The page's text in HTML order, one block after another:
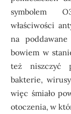
symbolem
właściwości
na
bowiem w
też niszczyć
bakterie,
więc śmiało
otoczenia, w